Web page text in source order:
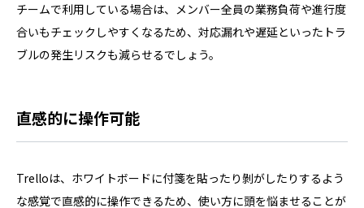
チームで利用している場合は、メンバー全員の業務負荷や進行度
合いもチェックしやすくなるため、対応漏れや遅延といったトラ
ブルの発生リスクも減らせるでしょう。
直感的に操作可能
Trelloは、ホワイトボードに付箋を貼ったり剝がしたりするよう
な感覚で直感的に操作できるため、使い方に頭を悩ませることが